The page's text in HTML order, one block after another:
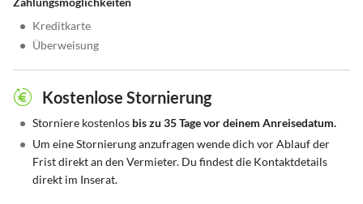
• Kreditkarte
• Überweisung
Kostenlose Stornierung
• Storniere kostenlos bis zu 35 Tage vor deinem Anreisedatum.
• Um eine Stornierung anzufragen wende dich vor Ablauf der
Frist direkt an den Vermieter. Du findest die Kontaktdetails
direkt im Inserat.